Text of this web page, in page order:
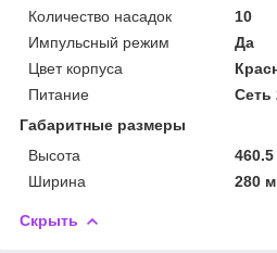
Количество насадок
10
Импульсный режим
Да
Цвет корпуса
Питание
Сеть
Габаритные размеры
Высота
Ширина
280
Скрыть